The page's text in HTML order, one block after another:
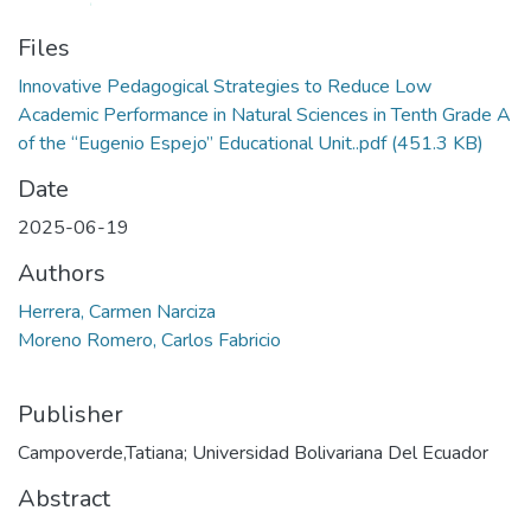
Files
Innovative Pedagogical Strategies to Reduce Low
Academic Performance in Natural Sciences in Tenth Grade A
of the “Eugenio Espejo” Educational Unit..pdf(451.3 KB)
Date
2025-06-19
Authors
Herrera, Carmen Narciza
Moreno Romero, Carlos Fabricio
Publisher
Campoverde,Tatiana; Universidad Bolivariana Del Ecuador
Abstract